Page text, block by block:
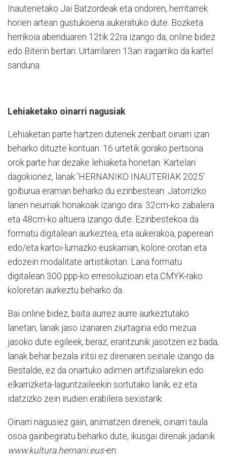
Inauterietako Jai Batzordeak eta ondoren, herritarrek
horien artean gustukoena aukeratuko dute. Bozketa
herrikoia abenduaren 12tik 22ra izango da, online bidez
edo Biterin bertan. Urtarrilaren 13an iragarriko da kartel
sariduna.
Lehiaketako oinarri nagusiak
Lehiaketan parte hartzen dutenek zenbait oinarri izan
beharko dituzte kontuan. 16 urtetik gorako pertsona
orok parte har dezake lehiaketa honetan. Kartelari
dagokionez, lanak 'HERNANIKO INAUTERIAK 2025'
goiburua eraman beharko du ezinbestean. Jatorrizko
lanen neurriak honakoak izango dira: 32cm-ko zabalera
eta 48cm-ko altuera izango dute. Ezinbestekoa da
formatu digitalean aurkeztea, eta aukerakoa, paperean
edo/eta kartoi-lumazko euskarrian, kolore orotan eta
edozein modalitate artistikotan. Lana formatu
digitalean 300 ppp-ko erresoluzioan eta CMYK-rako
koloretan aurkeztu beharko da.
Bai online bidez, baita aurrez aurre aurkeztutako
lanetan, lanak jaso izanaren ziurtagiria edo mezua
jasoko dute egileek, beraz, erantzunik jasotzen ez bada,
lanak behar bezala iritsi ez direnaren seinale izango da.
Bestalde, ez da onartuko adimen artifizialarekin edo
elkarrizketa-laguntzaileekin sortutako lanik; ez eta
idatzizko zein irudien erabilera sexistarik.
Oinarri nagusiez gain, animatzen direnek, oinarri taula
osoa gainbegiratu beharko dute, ikusgai direnak jadanik
www.kultura.hernani.eus-en.